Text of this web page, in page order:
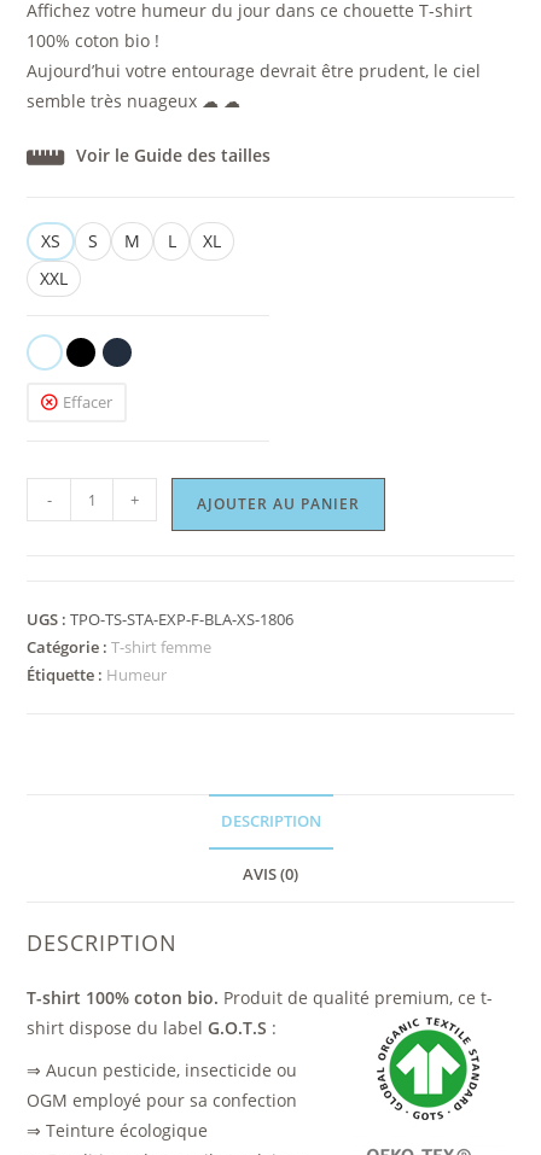
Affichez votre humeur du jour dans ce chouette T-shirt
100% coton bio !
Aujourd’hui votre entourage devrait être prudent, le ciel
semble très nuageux ☁ ☁
Voir le Guide des tailles
XS S M L
XL
XXL
Effacer
- + AJOUTER AU PANIER
UGS :TPO-TS-STA-EXP-F-BLA-XS-1806
Catégorie :T-shirt femme
Étiquette : Humeur
DESCRIPTION
AVIS (0)
DESCRIPTION
T-shirt 100% coton bio. Produit de qualité premium, ce t-
shirt dispose du labelG.O.T.S :
⇒ Aucun pesticide, insecticide ou
OGM employé pour sa confection
⇒ Teinture écologique